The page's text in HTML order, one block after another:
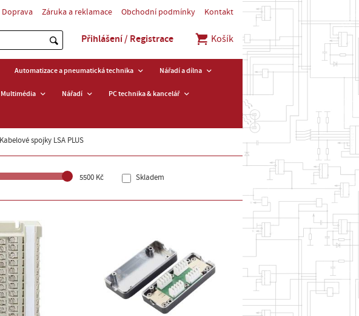
Doprava Záruka a reklamace Obchodní podmínky Kontakt
Přihlášení / Registrace Košík
Automatizace a pneumatická technika Nářadí a dílna
Multimédia Nářadí PC technika & kancelář
Kabelové spojky LSA PLUS
5500 Kč Skladem